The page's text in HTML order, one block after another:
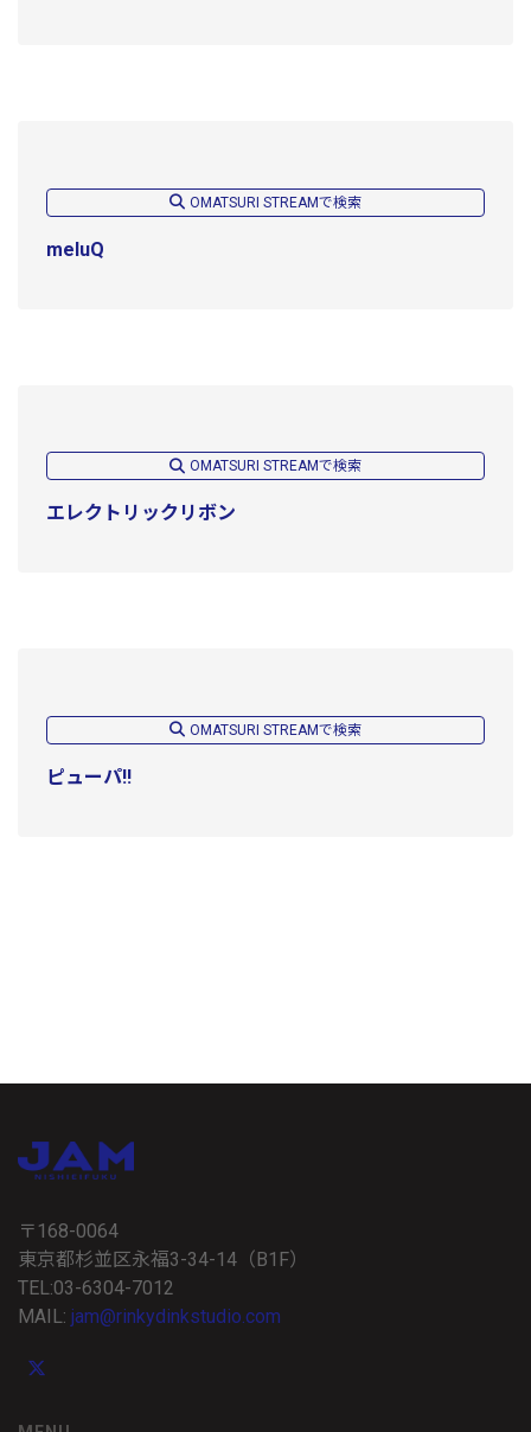
OMATSURI STREAMで検索
meluQ
OMATSURI STREAMで検索
エレクトリックリボン
OMATSURI STREAMで検索
ピューパ!!
〒168-0064
東京都杉並区永福3-34-14（B1F）
TEL:03-6304-7012
MAIL: jam@rinkydinkstudio.com